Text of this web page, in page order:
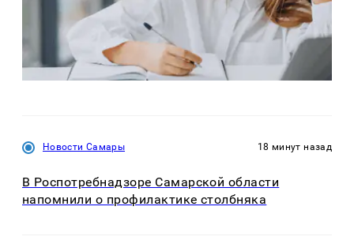
Новости Самары 18 минут назад
В Роспотребнадзоре Самарской области
напомнили о профилактике столбняка